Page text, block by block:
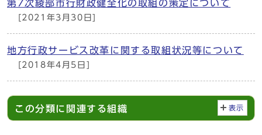
第7次綾部市行財政健全化の取組の策定について
[2021年3月30日]
地方行政サービス改革に関する取組状況等について
[2018年4月5日]
この分類に関連する組織 表示